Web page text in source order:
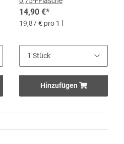
14,90 €*
19,87 € pro 1 l
Hinzufügen